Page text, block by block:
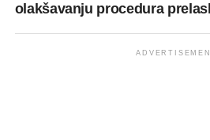
olakšavanju procedura